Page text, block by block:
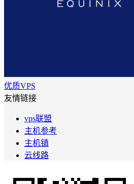
优质VPS
友情链接
vps联盟
主机参考
主机镇
云线路